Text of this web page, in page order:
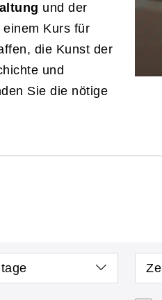
und der
Kurs für
die Kunst der
und
Sie die nötige